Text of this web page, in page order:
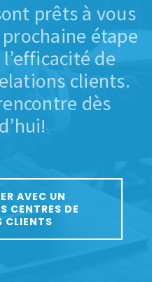
prêts à vous
étape
de
clients.
dès
AVEC UN
CENTRES DE
CLIENTS